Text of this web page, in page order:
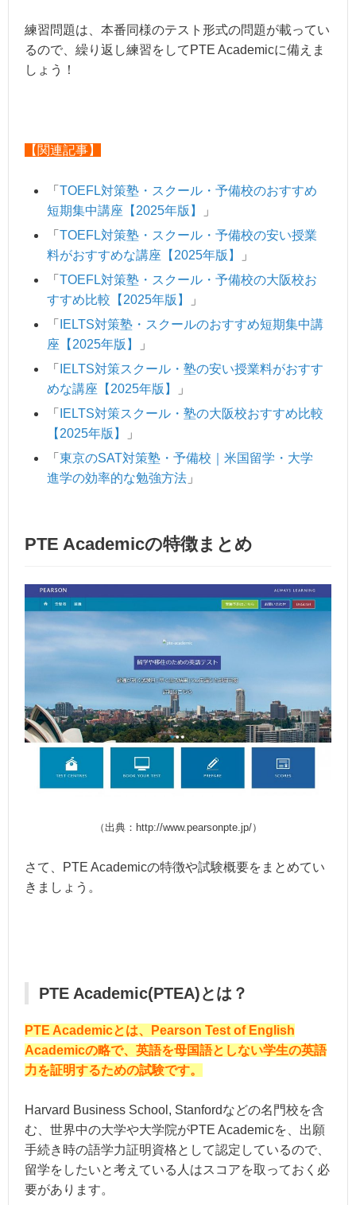
練習問題は、本番同様のテスト形式の問題が載ってい
るので、繰り返し練習をしてPTE Academicに備えま
しょう！
【関連記事】
「 TOEFL対策塾・スクール・予備校のおすすめ
短期集中講座【2025年版】
」
「 TOEFL対策塾・スクール・予備校の安い授業
料がおすすめな講座【2025年版】
」
「 TOEFL対策塾・スクール・予備校の大阪校お
すすめ比較【2025年版】
」
「
IELTS対策塾・スクールのおすすめ短期集中講
座【2025年版】
」
「
IELTS対策スクール・塾の安い授業料がおすす
めな講座【2025年版】
」
「
IELTS対策スクール・塾の大阪校おすすめ比較
【2025年版】
」
「 東京のSAT対策塾・予備校｜米国留学・大学
進学の効率的な勉強方法 」
PTE Academicの特徴まとめ
（出典：http://www.pearsonpte.jp/）
さて、PTE Academicの特徴や試験概要をまとめてい
きましょう。
PTE Academic(PTEA)とは？
PTE Academicとは、Pearson Test of English
Academicの略で、英語を母国語としない学生の英語
力を証明するための試験です。
Harvard Business School, Stanfordなどの名門校を含
む、世界中の大学や大学院がPTE Academicを、出願
手続き時の語学力証明資格として認定しているので、
留学をしたいと考えている人はスコアを取っておく必
要があります。